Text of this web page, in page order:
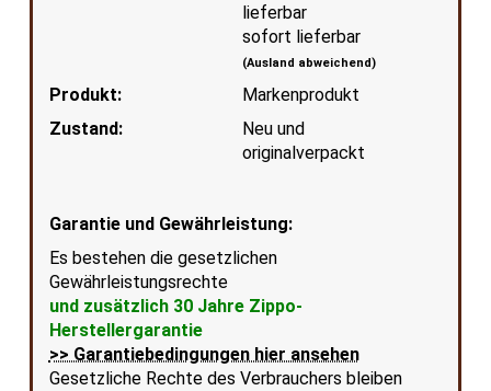
sofort lieferbar
(Ausland abweichend)
Produkt:
Markenprodukt
Zustand:
Neu und
originalverpackt
Garantie und Gewährleistung:
Es bestehen die gesetzlichen
Gewährleistungsrechte
und zusätzlich 30 Jahre Zippo-
Herstellergarantie
>> Garantiebedingungen hier ansehen
Gesetzliche Rechte des Verbrauchers bleiben